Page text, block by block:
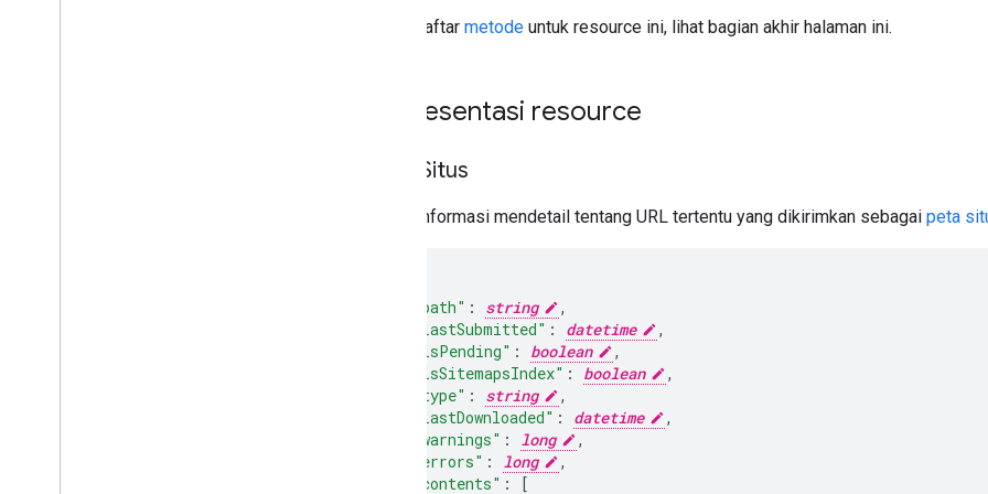
Untuk daftar metode untuk resource ini, lihat bagian akhir halaman ini.
Representasi resource
Peta Situs
Berisi informasi mendetail tentang URL tertentu yang dikirimkan sebagai peta
"path" : string
,
"lastSubmitted" : datetime
,
"isPending" : boolean
,
"isSitemapsIndex" : boolean
,
"type" : string
,
"lastDownloaded" : datetime
,
"warnings" : long
,
"errors" : long
,
"contents" : [